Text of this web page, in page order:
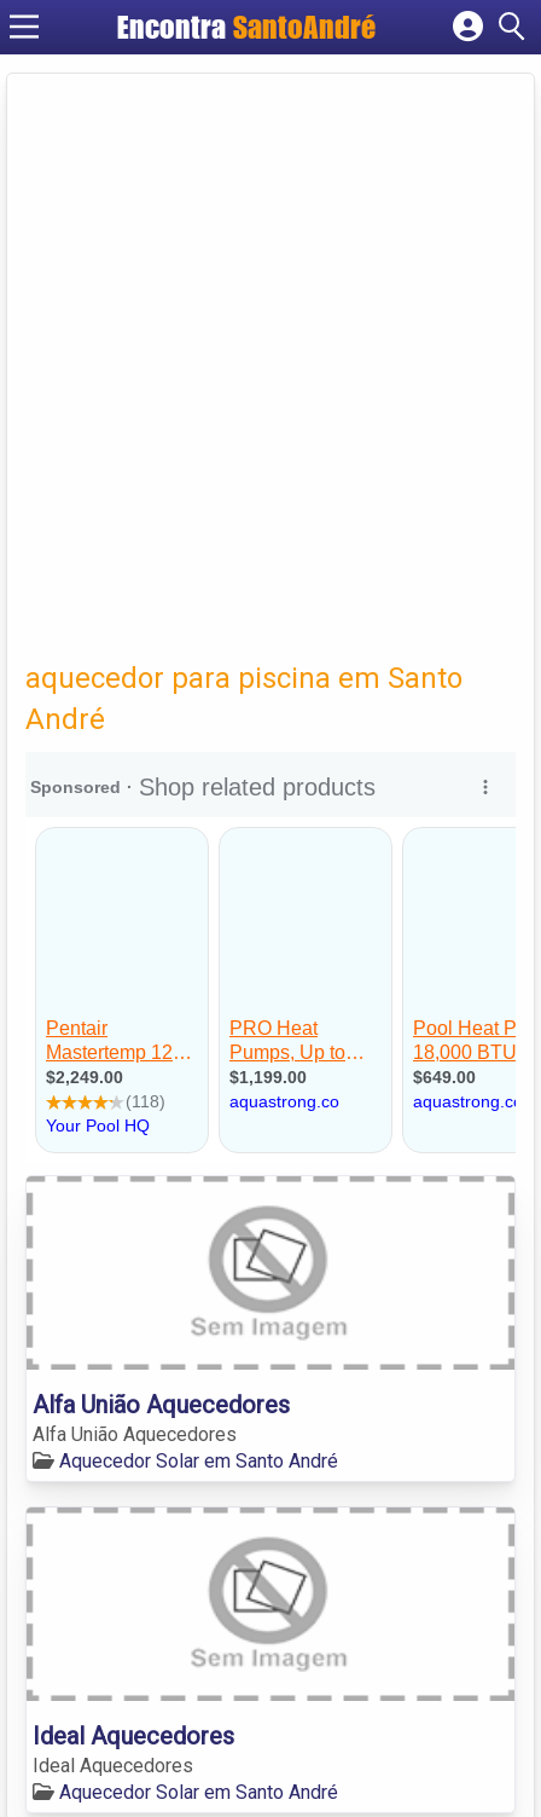
Encontra SantoAndré
Cadastrar empresa
aquecedor para piscina em Santo
André
Alfa União Aquecedores
Alfa União Aquecedores
Aquecedor Solar em Santo André
Ideal Aquecedores
Ideal Aquecedores
Aquecedor Solar em Santo André